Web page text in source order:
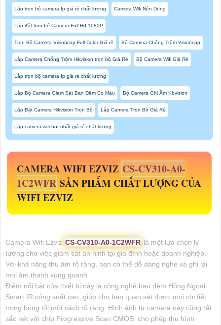
Lắp trọn bộ camera Ip giá rẻ chất lượng Camera Wifi Nên Dùng
Lắp đặt trọn bộ Camera Full Hd 1080P
Trọn Bộ Camera Visioncop Full Color Giá rẻ Bộ Camera Chống Trộm Visioncop
Lắp Camera Chống Trộm Hikvision trọn bộ Giá Rẻ Bộ Camera Wifi Giá Rẻ
Lắp trọn bộ camera Ip giá rẻ chất lượng
Lắp Bộ Camera Giám Sát Ban Đêm Có Màu Bộ Camera Ghi Âm Kbvision
Lắp Đặt Camera Hikvision Trọn Bộ Lắp Camera Trọn Bộ Giá Rẻ
Lắp camera wifi hot nhất giá rẻ chất lượng
CAMERA WIFI EZVIZ CS-CV310-A0-
1C2WFR SẢN PHẨM CHẤT LƯỢNG CỦA
WIFI EZVIZ
Camera Wifi Ezviz CS-CV310-A0-1C2WFR là một lựa chọn lý
tưởng cho việc giám sát an ninh tại gia đình hoặc doanh nghiệp.
Với khả năng thu âm rõ ràng, bạn có thể dễ dàng nghe và ghi lại
mọi âm thanh xung quanh.
Điểm nổi bật của thiết bị này là công nghệ ban đêm Hồng Ngoại
Smart IR công suất cao, giúp cho bạn quan sát được mọi chi tiết
trong bóng tối một cách rõ ràng. Hình ảnh từ camera này cũng rất
sắc nét với chip Progressive Scan CMOS, cho phép thu hình